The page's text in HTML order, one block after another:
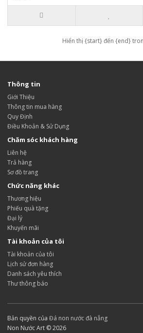
Hiển thị {start} đến {end}
Thông tin
Giới Thiệu
Thông tin mua hàng
Quy Định
Điều Khoản & Sử Dụng
Chăm sóc khách hàng
Liên hệ
Trả hàng
Sơ đồ trang
Chức năng khác
Thương hiệu
Phiếu quà tặng
Đại lý
Khuyến mãi
Tài khoản của tôi
Tài khoản của tôi
Lịch sử đơn hàng
Danh sách yêu thích
Thư thông báo
Bản quyền của Đá non nước đà nẵng
Non Nước Art © 2026